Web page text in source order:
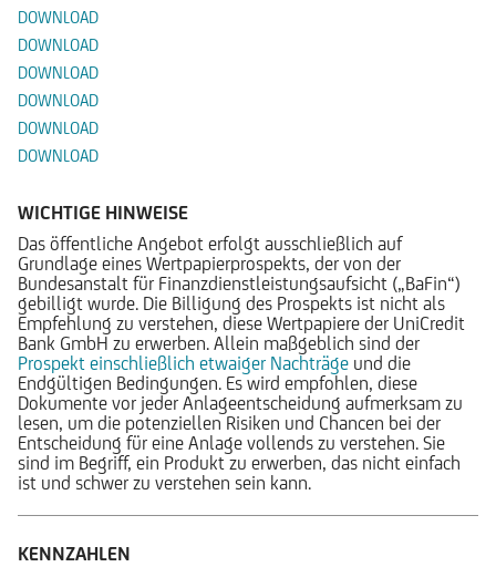
DOWNLOAD
DOWNLOAD
DOWNLOAD
DOWNLOAD
DOWNLOAD
DOWNLOAD
WICHTIGE HINWEISE
Das öffentliche Angebot erfolgt ausschließlich auf
Grundlage eines Wertpapierprospekts, der von der
Bundesanstalt für Finanzdienstleistungsaufsicht („BaFin“)
gebilligt wurde. Die Billigung des Prospekts ist nicht als
Empfehlung zu verstehen, diese Wertpapiere der UniCredit
Bank GmbH zu erwerben. Allein maßgeblich sind der
Prospekt einschließlich etwaiger Nachträge und die
Endgültigen Bedingungen. Es wird empfohlen, diese
Dokumente vor jeder Anlageentscheidung aufmerksam zu
lesen, um die potenziellen Risiken und Chancen bei der
Entscheidung für eine Anlage vollends zu verstehen. Sie
sind im Begriff, ein Produkt zu erwerben, das nicht einfach
ist und schwer zu verstehen sein kann.
KENNZAHLEN